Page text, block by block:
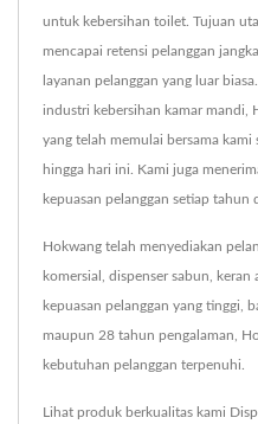
untuk kebersihan toilet. Tujuan
mencapai retensi pelanggan
layanan pelanggan yang luar
industri kebersihan kamar mandi,
yang telah memulai bersama kami
hingga hari ini. Kami juga
kepuasan pelanggan setiap tahun
Hokwang telah menyediakan
komersial, dispenser sabun,
kepuasan pelanggan yang tinggi,
maupun 28 tahun pengalaman,
kebutuhan pelanggan terpenuhi.
Lihat produk berkualitas kami